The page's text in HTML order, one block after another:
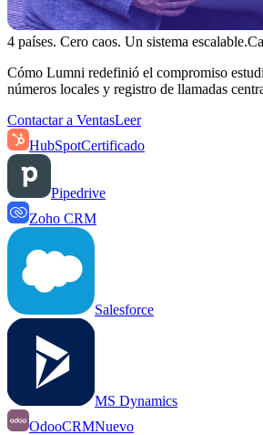
4 países. Cero caos. Un sistema escalable.
Cómo Lumni redefinió el compromiso
números locales y registro de llamadas
Contactar a VentasLeer
HubSpotCertificado
Pipedrive
Zoho CRM
Salesforce
MS Dynamics
OdooCRMNuevo